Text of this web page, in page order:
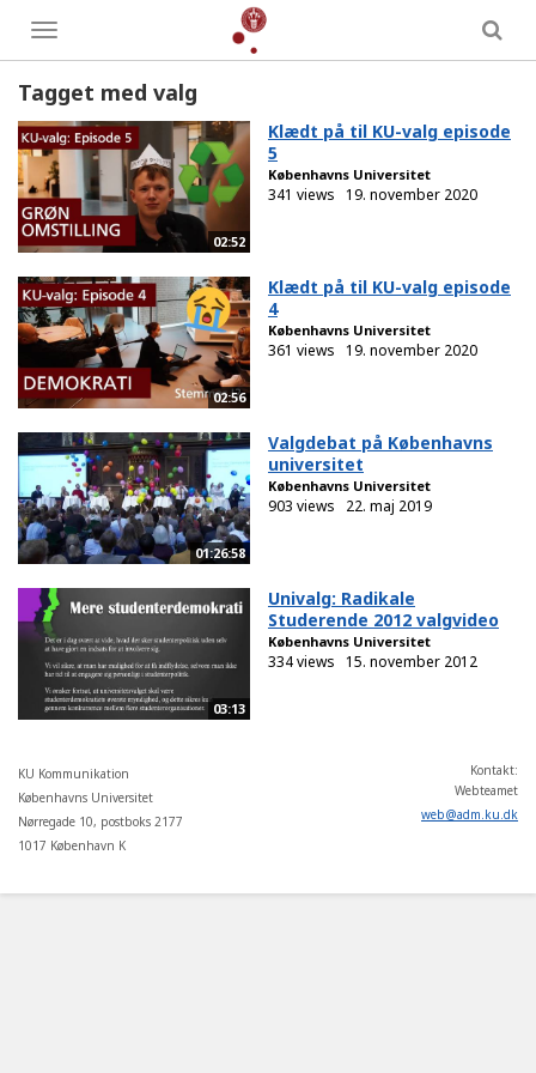
Toggle
menu
Tagget med valg
02:52
Klædt på til KU-valg episode
5
Københavns Universitet
341 views 19. november 2020
02:56
Klædt på til KU-valg episode
4
Københavns Universitet
361 views 19. november 2020
01:26:58
Valgdebat på Københavns
universitet
Københavns Universitet
903 views 22. maj 2019
03:13
Univalg: Radikale
Studerende 2012 valgvideo
Københavns Universitet
334 views 15. november 2012
KU Kommunikation
Københavns Universitet
Nørregade 10, postboks 2177
1017 København K
Kontakt:
Webteamet
web@adm.ku.dk